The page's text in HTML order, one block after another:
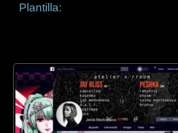
Plantilla: